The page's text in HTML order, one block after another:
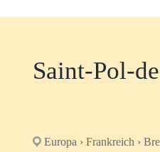
Saint-Pol-
Europa › Frankreich ›